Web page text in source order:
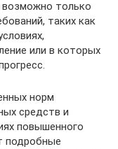
только
таких как
или в которых
норм
средств и
повышенного
подробные